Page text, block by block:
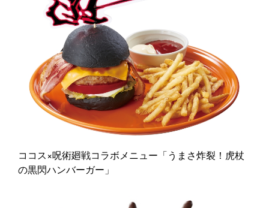
ココス×呪術廻戦コラボメニュー「うまさ炸裂！虎杖
の黒閃ハンバーガー」